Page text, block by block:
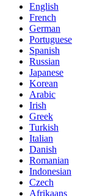
English
French
German
Portuguese
Spanish
Russian
Japanese
Korean
Arabic
Irish
Greek
Turkish
Italian
Danish
Romanian
Indonesian
Czech
Afrikaans